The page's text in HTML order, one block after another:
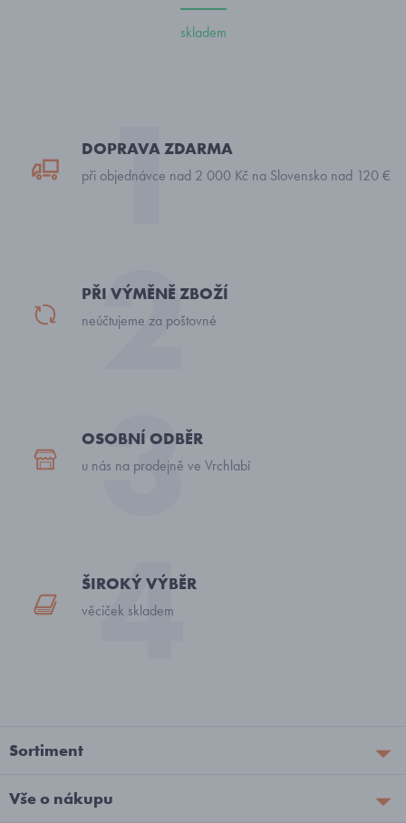
skladem
DOPRAVA ZDARMA
při objednávce nad 2 000 Kč na Slovensko nad 120 €
PŘI VÝMĚNĚ ZBOŽÍ
neúčtujeme za poštovné
OSOBNÍ ODBĚR
u nás na prodejně ve Vrchlabí
ŠIROKÝ VÝBĚR
věciček skladem
Sortiment
Vše o nákupu